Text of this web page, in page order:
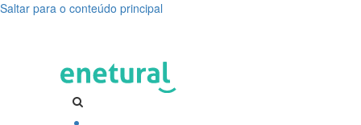
Saltar para o conteúdo principal